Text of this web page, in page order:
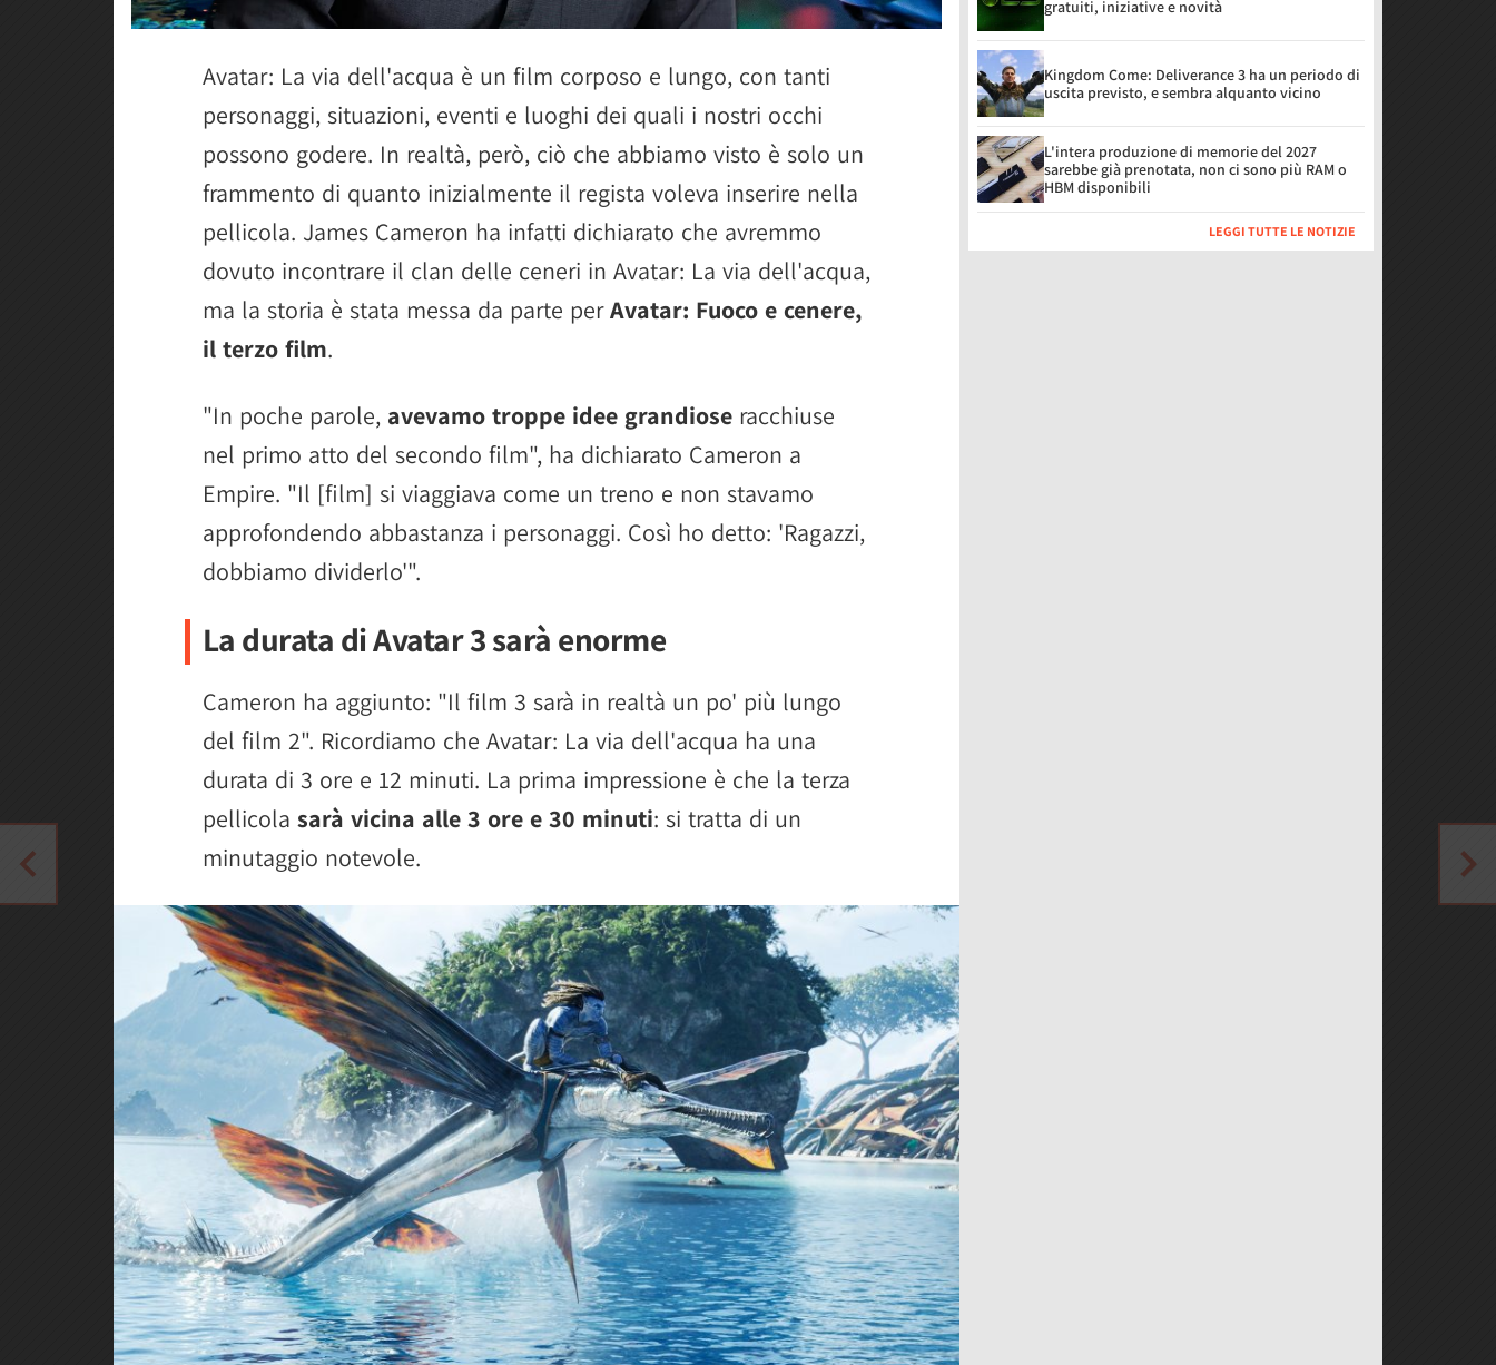
Avatar: La via dell'acqua è un film corposo e lungo, con tanti
personaggi, situazioni, eventi e luoghi dei quali i nostri occhi
possono godere. In realtà, però, ciò che abbiamo visto è solo un
frammento di quanto inizialmente il regista voleva inserire nella
pellicola. James Cameron ha infatti dichiarato che avremmo
dovuto incontrare il clan delle ceneri in Avatar: La via dell'acqua,
ma la storia è stata messa da parte perAvatar: Fuoco e cenere,
il terzo film.
"In poche parole, avevamo troppe idee grandiose racchiuse
nel primo atto del secondo film", ha dichiarato Cameron a
Empire. "Il [film] si viaggiava come un treno e non stavamo
approfondendo abbastanza i personaggi. Così ho detto: 'Ragazzi,
dobbiamo dividerlo'".
La durata di Avatar 3 sarà enorme
Cameron ha aggiunto: "Il film 3 sarà in realtà un po' più lungo
del film 2". Ricordiamo che Avatar: La via dell'acqua ha una
durata di 3 ore e 12 minuti. La prima impressione è che la terza
pellicola sarà vicina alle 3 ore e 30 minuti: si tratta di un
minutaggio notevole.
gratuiti, iniziative e novità
Kingdom Come: Deliverance 3 ha un periodo di
uscita previsto, e sembra alquanto vicino
L'intera produzione di memorie del 2027
sarebbe già prenotata, non ci sono più RAM o
HBM disponibili
LEGGI TUTTE LE NOTIZIE